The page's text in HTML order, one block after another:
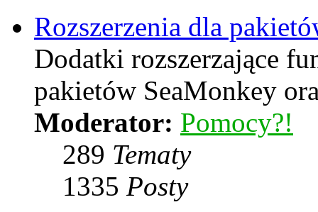
Rozszerzenia dla
Dodatki rozszerzające
pakietów SeaMonkey
Moderator: Pomocy?!
289 Tematy
1335 Posty